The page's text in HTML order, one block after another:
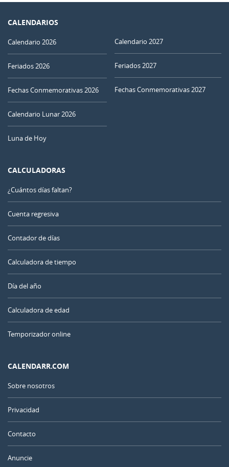
CALENDARIOS
Calendario 2026
Feriados 2026
Fechas Conmemorativas 2026
Calendario Lunar 2026
Luna de Hoy
Calendario 2027
Feriados 2027
Fechas Conmemorativas 2027
CALCULADORAS
¿Cuántos días faltan?
Cuenta regresiva
Contador de días
Calculadora de tiempo
Día del año
Calculadora de edad
Temporizador online
CALENDARR.COM
Sobre nosotros
Privacidad
Contacto
Anuncie